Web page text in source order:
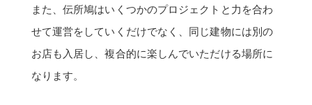
また、伝所鳩はいくつかのプロジェクトと力を合わ
せて運営をしていくだけでなく、同じ建物には別の
お店も入居し、複合的に楽しんでいただける場所に
なります。